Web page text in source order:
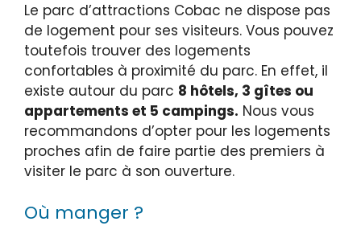
Le parc d’attractions Cobac ne dispose pas
de logement pour ses visiteurs. Vous pouvez
toutefois trouver des logements
confortables à proximité du parc. En effet, il
existe autour du parc 8 hôtels, 3 gîtes ou
appartements et 5 campings. Nous vous
recommandons d’opter pour les logements
proches afin de faire partie des premiers à
visiter le parc à son ouverture.
Où manger ?